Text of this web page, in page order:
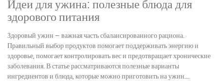
Идеи для ужина: полезные блюда для
здорового питания
Здоровый ужин — важная часть сбалансированного рациона.
Правильный выбор продуктов помогает поддерживать энергию и
здоровье, помогает контролировать вес и предотвращает хронические
заболевания. В статье рассматриваются полезные варианты
ингредиентов и блюда, которые можно приготовить на ужин.